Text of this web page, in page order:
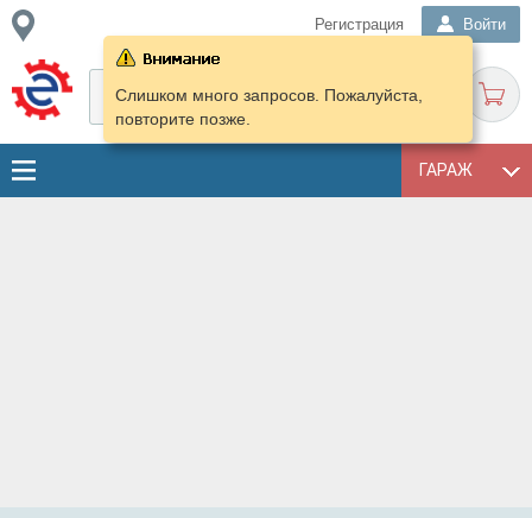
Регистрация Войти
ГАРАЖ
Слишком много запросов. Пожалуйста,
повторите позже.